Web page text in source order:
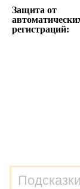
Защита от
регистраций: